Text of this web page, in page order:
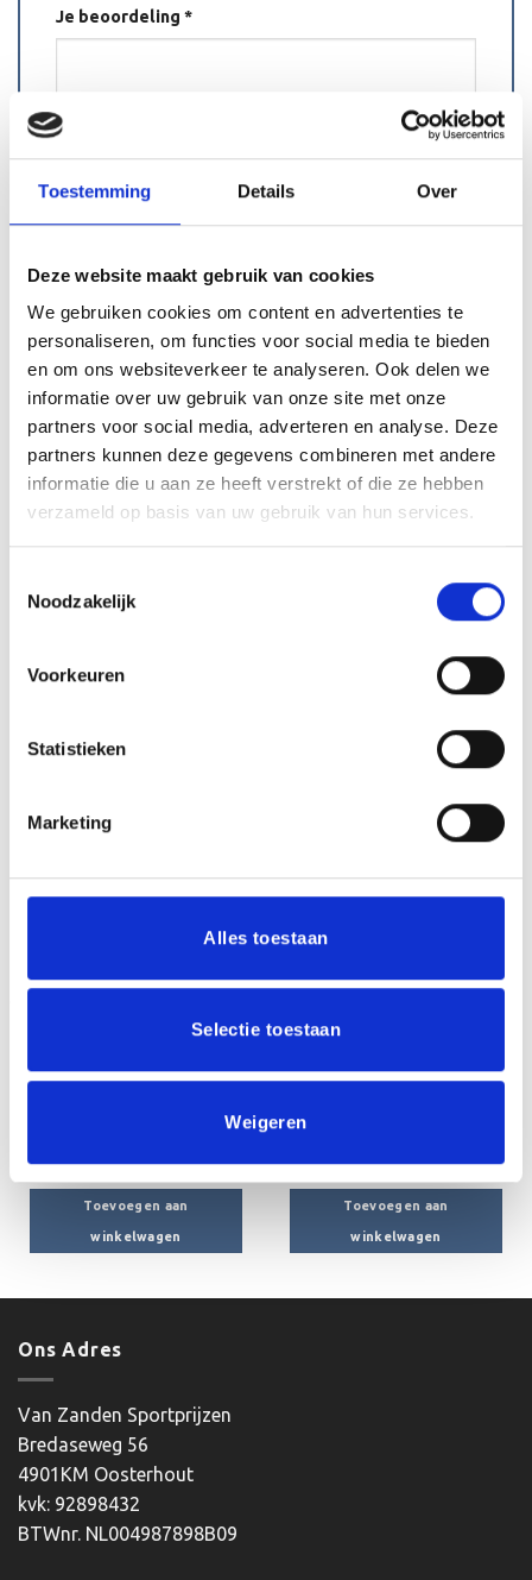
Toestemming Details Over
Deze website maakt gebruik van cookies
We gebruiken cookies om content en advertenties te
personaliseren, om functies voor social media te bieden
en om ons websiteverkeer te analyseren. Ook delen we
informatie over uw gebruik van onze site met onze
partners voor social media, adverteren en analyse. Deze
partners kunnen deze gegevens combineren met andere
informatie die u aan ze heeft verstrekt of die ze hebben
verzameld op basis van uw gebruik van hun services.
Noodzakelijk
Voorkeuren
Statistieken
Marketing
Alles toestaan
Selectie toestaan
Weigeren
Je beoordeling *
Naam*
E-mail
Mijn naam, e-mail en site opslaan in deze
browser voor de volgende keer wanneer ik een
reactie plaats.
verlanglijst
Medaillehouder B66 (50 mm)
€2.15 incl. BTW
Toevoegen aan
winkelwagen
Medaillehouder B155 (90
€7.60 incl. BTW
Toevoegen aan
winkelwagen
Ons Adres
Van Zanden Sportprijzen
Bredaseweg 56
4901KM Oosterhout
kvk: 92898432
BTWnr. NL004987898B09